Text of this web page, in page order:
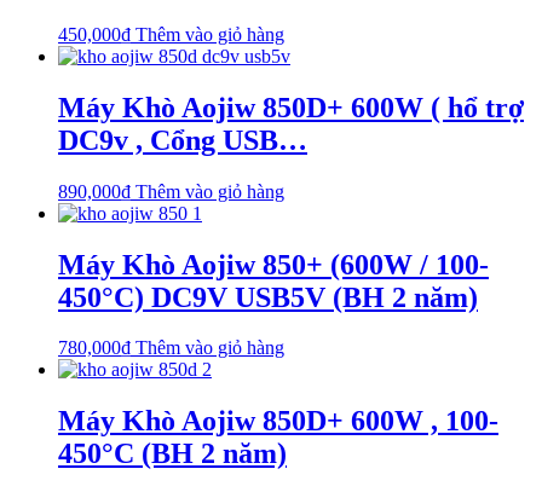
450,000₫ Thêm vào giỏ hàng
Máy Khò Aojiw 850D+ 600W ( hổ trợ
DC9v , Cổng USB…
890,000₫ Thêm vào giỏ hàng
Máy Khò Aojiw 850+ (600W / 100-
450°C) DC9V USB5V (BH 2 năm)
780,000₫ Thêm vào giỏ hàng
Máy Khò Aojiw 850D+ 600W , 100-
450°C (BH 2 năm)